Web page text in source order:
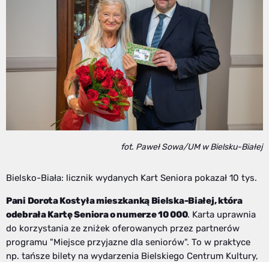
fot. Paweł Sowa/UM w Bielsku-Białej
Bielsko-Biała: licznik wydanych Kart Seniora pokazał 10 tys.
Pani Dorota Kostyła mieszkanką Bielska-Białej, która
odebrała Kartę Seniora o numerze 10 000. Karta uprawnia
do korzystania ze zniżek oferowanych przez partnerów
programu "Miejsce przyjazne dla seniorów". To w praktyce
np. tańsze bilety na wydarzenia Bielskiego Centrum Kultury,